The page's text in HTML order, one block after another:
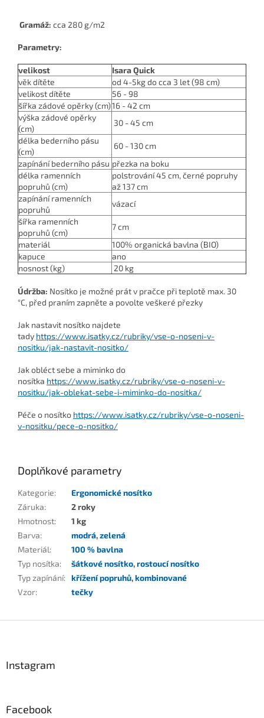
Gramáž: cca 280 g/m2
Parametry:
velikost
Isara Quick
věk dítěte
od 4-5kg do cca 3 let (98 cm)
velikost dítěte
56 - 98
šířka zádové opěrky (cm)16 - 42 cm
výška zádové opěrky
(cm)
30 - 45 cm
délka bederního pásu
(cm)
60 - 130 cm
zapínání bederního pásu přezka na boku
délka ramenních
popruhů (cm)
polstrování 45 cm, černé popruhy
až 137 cm
zapínání ramenních
popruhů
vázací
šířka ramenních
popruhů (cm)
7 cm
materiál
100% organická bavlna (BIO)
kapuce
ano
nosnost (kg)
20 kg
Údržba: Nosítko je možné prát v pračce při teplotě max. 30
°C, před praním zapněte a povolte veškeré přezky
Jak nastavit nosítko najdete
tady https://www.isatky.cz/rubriky/vse-o-noseni-v-
nositku/jak-nastavit-nositko/
Jak obléct sebe a miminko do
nosítka https://www.isatky.cz/rubriky/vse-o-noseni-v-
nositku/jak-oblekat-sebe-i-miminko-do-nositka/
Péče o nosítko https://www.isatky.cz/rubriky/vse-o-noseni-
v-nositku/pece-o-nositko/
Doplňkové parametry
Kategorie:
Ergonomické nosítko
Záruka:
2 roky
Hmotnost:
1 kg
Barva: modrá,zelená
Materiál:
100 % bavlna
Typ nosítka: šátkové nosítko,rostoucí nosítko
Typ zapínání: křížení popruhů,kombinované
Vzor: tečky
Instagram
Facebook